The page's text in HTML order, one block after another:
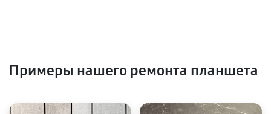
Примеры нашего ремонта планшета